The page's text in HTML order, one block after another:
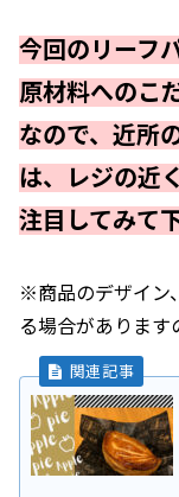
今回のリーフ
原材料へのこ
なので、近所
は、レジの近
注目してみて
※商品のデザイン
る場合があります